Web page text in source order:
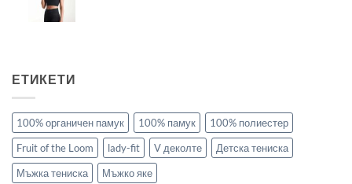
ЕТИКЕТИ
100% органичен памук 100% памук
100% полиестер
Fruit of the Loom
lady-fit V деколте
Детска тениска
Мъжка тениска
Мъжко яке